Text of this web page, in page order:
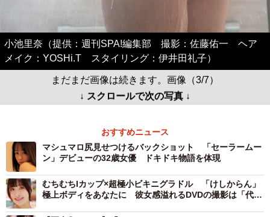
小池里奈（提供：週刊SPA!編集部 撮影：佐藤佑一 ヘア
メイク：YOSHi.T スタイリング：伊井田礼子）
まだまだ画像は続きます。画像（3/7）
↓ スクロールで次の写真 ↓
おすすめニュース
マシュマロ尻見せつけるバックショット 「セーラームー
ン」デビューの32歳女優 ドキドキ物語を体現
むちむちIカップ×超極小ビキニグラドル 「けしからん」
極上ボディをあなたに 彼女感溢れるDVDの撮影は「代謝